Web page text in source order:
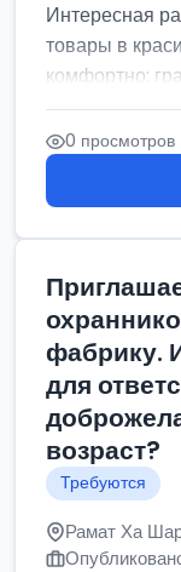
Интересная
товары в
комфортно:
0 просмотров
фабрику.
для
возраст?
Требуются
Рамат Ха